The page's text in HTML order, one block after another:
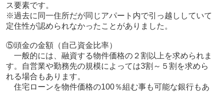
ス要素です。
※過去に同一住所だが同じアパート内で引っ越ししていて
定住性が認められなかったことがありました。
⑤頭金の金額（自己資金比率）
一般的には、融資する物件価格の２割以上を求められま
す。自営業や勤務先の規模によっては3割～５割を求めら
れる場合もあります。
住宅ローンを物件価格の100％組む事も可能な銀行もあ